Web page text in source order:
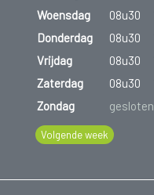
Woensdag
08u30
Donderdag
08u30
Vrijdag
08u30
Zaterdag
08u30
Zondag
gesloten
Volgende week